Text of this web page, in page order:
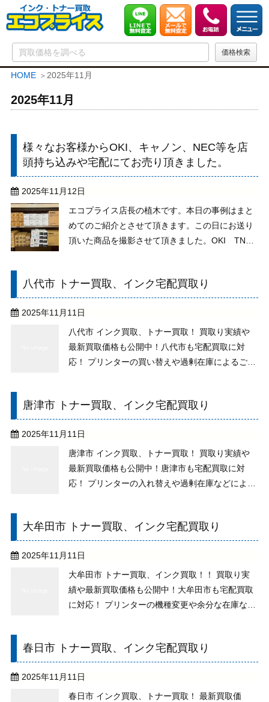
HOME 2025年11月
2025年11月
様々なお客様からOKI、キャノン、NEC等を店
頭持ち込みや宅配にてお売り頂きました。
2025年11月12日
エコプライス店長の植木です。本日の事例はまと
めてのご紹介とさせて頂きます。この日にお送り
頂いた商品を撮影させて頂きました。OKI TNR-
す。NECは新潟の病院様よりお送り頂きました。
キャノ...
八代市 トナー買取、インク宅配買取り
2025年11月11日
八代市 インク買取、トナー買取！ 買取り実績や
最新買取価格も公開中！八代市も宅配買取に対
応！ プリンターの買い替えや過剰在庫によるご不
ので、ご相談下さい。 買い取りでの送料やその他
手数料は全て ...
唐津市 トナー買取、インク宅配買取り
2025年11月11日
唐津市 インク買取、トナー買取！ 買取り実績や
最新買取価格も公開中！唐津市も宅配買取に対
応！ プリンターの入れ替えや過剰在庫などにより
扱いしておりますので、処分せずにご相談下さ
い。 買い取りの ...
大牟田市 トナー買取、インク宅配買取り
2025年11月11日
大牟田市 トナー買取、インク買取！！ 買取り実
績や最新買取価格も公開中！大牟田市も宅配買取
に対応！ プリンターの機種変更や余分な在庫など
ので、処分はせずにご相談下さい。 買い取りの際
の送料、そ ...
春日市 トナー買取、インク宅配買取り
2025年11月11日
春日市 インク買取、トナー買取！ 最新買取価